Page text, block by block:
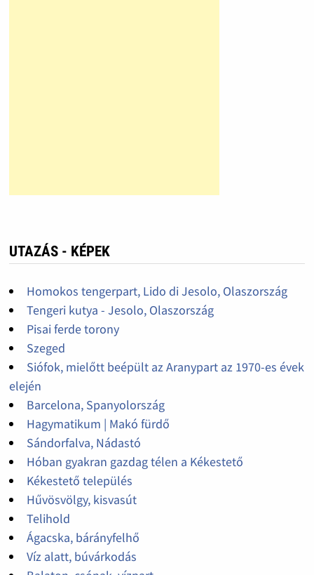
UTAZÁS - KÉPEK
Homokos tengerpart, Lido di Jesolo, Olaszország
Tengeri kutya - Jesolo, Olaszország
Pisai ferde torony
Szeged
Siófok, mielőtt beépült az Aranypart az 1970-es évek
elején
Barcelona, Spanyolország
Hagymatikum | Makó fürdő
Sándorfalva, Nádastó
Hóban gyakran gazdag télen a Kékestető
Kékestető település
Hűvösvölgy, kisvasút
Telihold
Ágacska, bárányfelhő
Víz alatt, búvárkodás